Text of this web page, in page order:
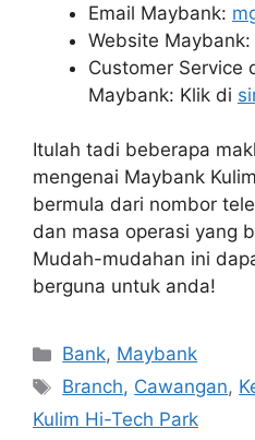
Email Maybank:
Website Maybank:
Customer Service
Maybank: Klik di
Itulah tadi beberapa
mengenai Maybank
bermula dari nombor
dan masa operasi yang
Mudah-mudahan ini
berguna untuk anda!
Categories
Bank, Maybank
Tags
Branch, Cawangan,
Kulim Hi-Tech Park